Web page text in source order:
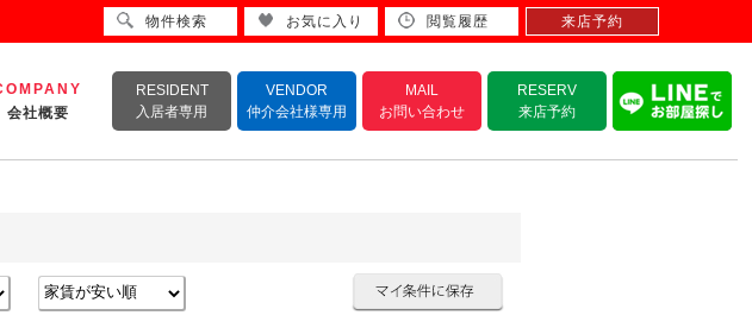
会社概要
RESIDENT
入居者専用
VENDOR
仲介会社様専用
MAIL
お問い合わせ
RESERV
来店予約
物件検索 お気に入り 閲覧履歴 来店予約